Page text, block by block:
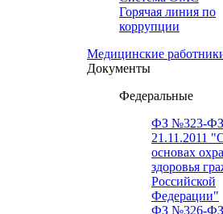
Горячая линия по
коррупции
Медицинские
Документы
Федеральные
ФЗ №323-ФЗ
21.11.2011
основах
здоровья
Российской
Федерации"
ФЗ №326-ФЗ